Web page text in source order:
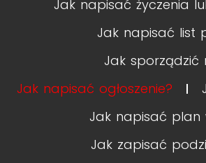
Jak napisać życzenia
Jak napisać list
Jak sporządzić
Jak napisać ogłoszenie?
Jak napisać plan
Jak zapisać